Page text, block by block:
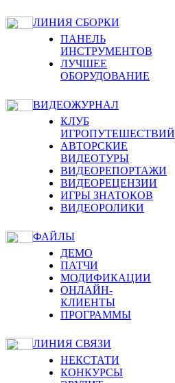
ЛИНИЯ СБОРКИ
ПАНЕЛЬ
ИНСТРУМЕНТОВ
ЛУЧШЕЕ
ОБОРУДОВАНИЕ
ВИДЕОЖУРНАЛ
КЛУБ
ИГРОПУТЕШЕСТВИЙ
АВТОРСКИЕ
ВИДЕОТУРЫ
ВИДЕОРЕПОРТАЖИ
ВИДЕОРЕЦЕНЗИИ
ИГРЫ ЗНАТОКОВ
ВИДЕОРОЛИКИ
ФАЙЛЫ
ДЕМО
ПАТЧИ
МОДИФИКАЦИИ
ОНЛАЙН-
КЛИЕНТЫ
ПРОГРАММЫ
ЛИНИЯ СВЯЗИ
НЕКСТАТИ
КОНКУРСЫ